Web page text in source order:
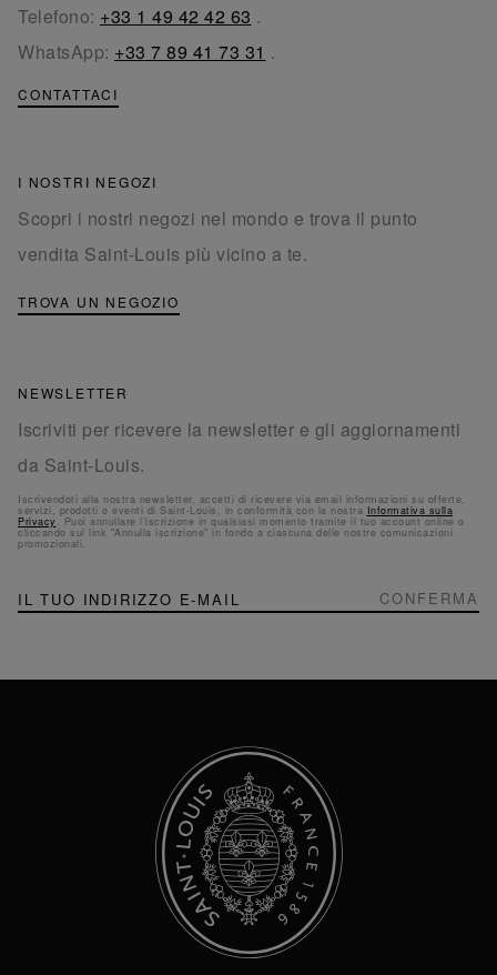
Telefono: +33 1 49 42 42 63 .
WhatsApp: +33 7 89 41 73 31 .
CONTATTACI
I NOSTRI NEGOZI
Scopri i nostri negozi nel mondo e trova il punto
vendita Saint-Louis più vicino a te.
TROVA UN NEGOZIO
NEWSLETTER
Iscriviti per ricevere la newsletter e gli aggiornamenti
da Saint-Louis.
Iscrivendoti alla nostra newsletter, accetti di ricevere via email informazioni su offerte,
servizi, prodotti o eventi di Saint-Louis, in conformità con la nostra Informativa sulla
Privacy . Puoi annullare l'iscrizione in qualsiasi momento tramite il tuo account online o
cliccando sul link "Annulla iscrizione" in fondo a ciascuna delle nostre comunicazioni
promozionali.
NEWSLETTER
Iscriviti
alla
CONFERMA